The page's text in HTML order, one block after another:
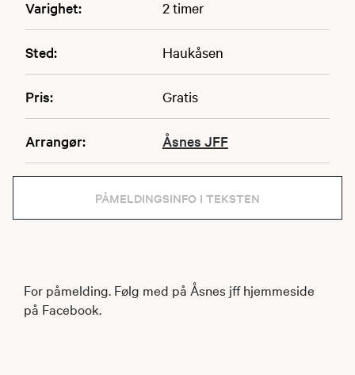
Varighet: 2 timer
Sted: Haukåsen
Pris: Gratis
Arrangør: Åsnes JFF
PÅMELDINGSINFO I TEKSTEN
For påmelding. Følg med på Åsnes jff hjemmeside
på Facebook.